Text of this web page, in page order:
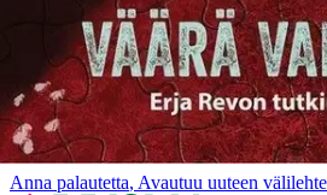
Oletko tyytyväinen
Ovatko tuotetiedot riittävät? Jos
voisi muuten parantaa, anna palautetta.
Anna palautetta, Avautuu uuteen